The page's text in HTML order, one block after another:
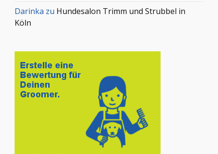
Darinka zu Hundesalon Trimm und Strubbel in
Köln